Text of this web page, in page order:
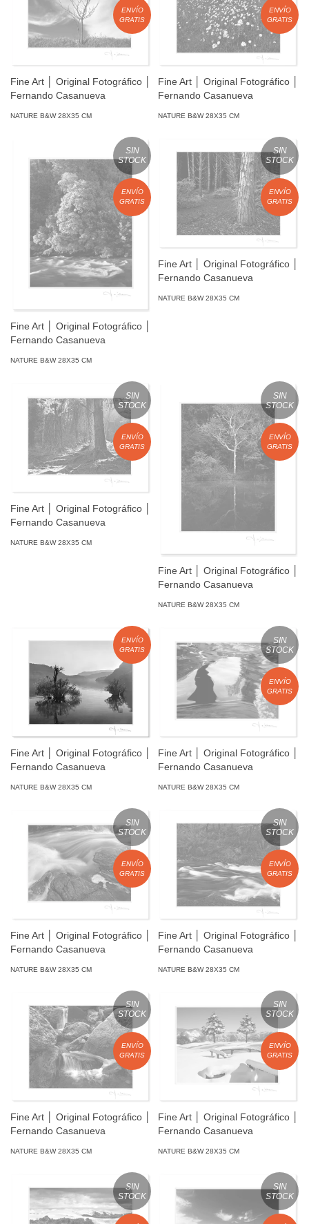
ENVÍO
GRATIS
Fine Art │ Original Fotográfico │
Fernando Casanueva
NATURE B&W 28X35 CM
ENVÍO
GRATIS
Fine Art │ Original Fotográfico │
Fernando Casanueva
NATURE B&W 28X35 CM
SIN
STOCK
ENVÍO
GRATIS
Fine Art │ Original Fotográfico │
Fernando Casanueva
NATURE B&W 28X35 CM
SIN
STOCK
ENVÍO
GRATIS
Fine Art │ Original Fotográfico │
Fernando Casanueva
NATURE B&W 28X35 CM
SIN
STOCK
ENVÍO
GRATIS
Fine Art │ Original Fotográfico │
Fernando Casanueva
NATURE B&W 28X35 CM
SIN
STOCK
ENVÍO
GRATIS
Fine Art │ Original Fotográfico │
Fernando Casanueva
NATURE B&W 28X35 CM
ENVÍO
GRATIS
Fine Art │ Original Fotográfico │
Fernando Casanueva
NATURE B&W 28X35 CM
SIN
STOCK
ENVÍO
GRATIS
Fine Art │ Original Fotográfico │
Fernando Casanueva
NATURE B&W 28X35 CM
SIN
STOCK
ENVÍO
GRATIS
Fine Art │ Original Fotográfico │
Fernando Casanueva
NATURE B&W 28X35 CM
SIN
STOCK
ENVÍO
GRATIS
Fine Art │ Original Fotográfico │
Fernando Casanueva
NATURE B&W 28X35 CM
SIN
STOCK
ENVÍO
GRATIS
Fine Art │ Original Fotográfico │
Fernando Casanueva
NATURE B&W 28X35 CM
SIN
STOCK
ENVÍO
GRATIS
Fine Art │ Original Fotográfico │
Fernando Casanueva
NATURE B&W 28X35 CM
SIN
STOCK
SIN
STOCK